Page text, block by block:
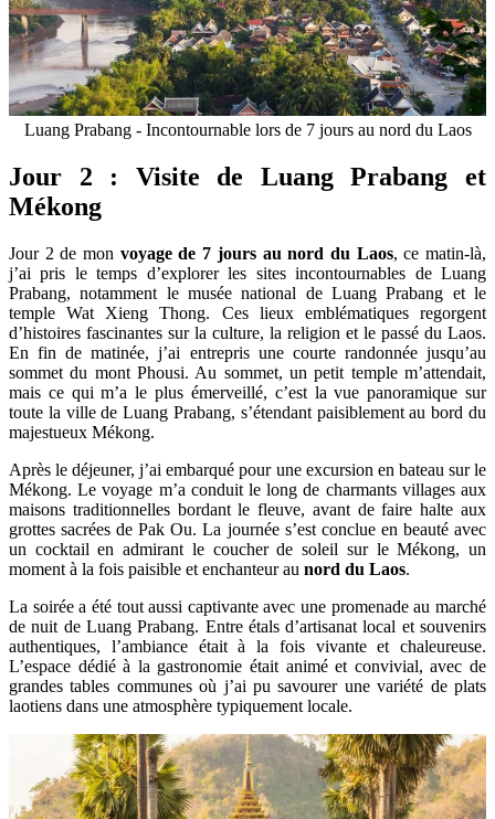
Luang Prabang - Incontournable lors de 7 jours au nord du Laos
Jour 2 : Visite de Luang Prabang et
Mékong
Jour 2 de mon voyage de 7 jours au nord du Laos, ce matin-là,
j’ai pris le temps d’explorer les sites incontournables de Luang
Prabang, notamment le musée national de Luang Prabang et le
temple Wat Xieng Thong. Ces lieux emblématiques regorgent
d’histoires fascinantes sur la culture, la religion et le passé du Laos.
En fin de matinée, j’ai entrepris une courte randonnée jusqu’au
sommet du mont Phousi. Au sommet, un petit temple m’attendait,
mais ce qui m’a le plus émerveillé, c’est la vue panoramique sur
toute la ville de Luang Prabang, s’étendant paisiblement au bord du
majestueux Mékong.
Après le déjeuner, j’ai embarqué pour une excursion en bateau sur le
Mékong. Le voyage m’a conduit le long de charmants villages aux
maisons traditionnelles bordant le fleuve, avant de faire halte aux
grottes sacrées de Pak Ou. La journée s’est conclue en beauté avec
un cocktail en admirant le coucher de soleil sur le Mékong, un
moment à la fois paisible et enchanteur au nord du Laos.
La soirée a été tout aussi captivante avec une promenade au marché
de nuit de Luang Prabang. Entre étals d’artisanat local et souvenirs
authentiques, l’ambiance était à la fois vivante et chaleureuse.
L’espace dédié à la gastronomie était animé et convivial, avec de
grandes tables communes où j’ai pu savourer une variété de plats
laotiens dans une atmosphère typiquement locale.